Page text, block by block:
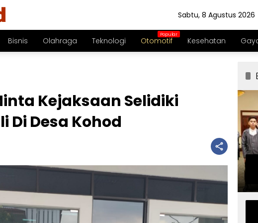
Sabtu, 8 Agustus 2026
Bisnis Olahraga Teknologi Otomotif Kesehatan
Kejaksaan Selidiki
Di Desa Kohod